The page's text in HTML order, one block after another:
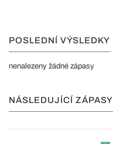
POSLEDNÍ VÝSLEDKY
nenalezeny žádné zápasy
NÁSLEDUJÍCÍ ZÁPASY